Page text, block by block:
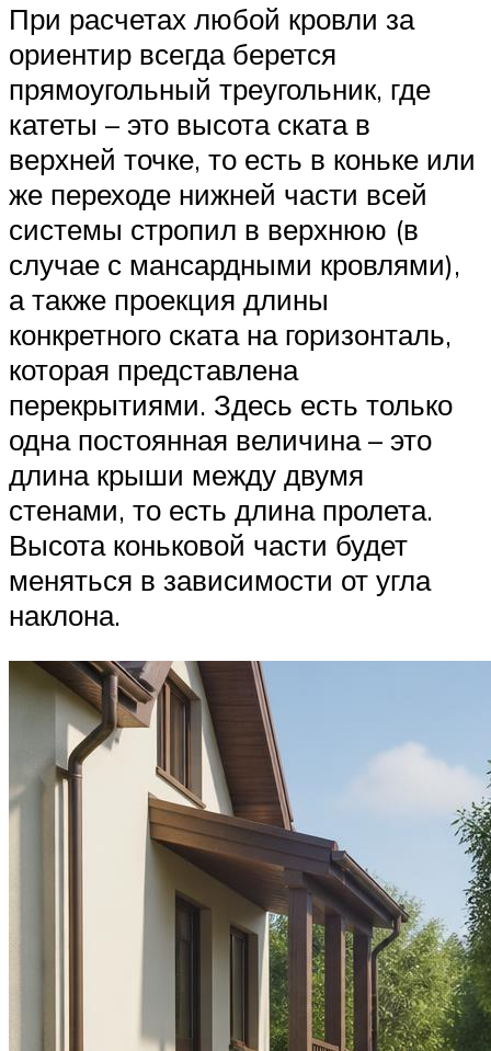
При расчетах любой кровли за
ориентир всегда берется
прямоугольный треугольник, где
катеты – это высота ската в
верхней точке, то есть в коньке или
же переходе нижней части всей
системы стропил в верхнюю (в
случае с мансардными кровлями),
а также проекция длины
конкретного ската на горизонталь,
которая представлена
перекрытиями. Здесь есть только
одна постоянная величина – это
длина крыши между двумя
стенами, то есть длина пролета.
Высота коньковой части будет
меняться в зависимости от угла
наклона.